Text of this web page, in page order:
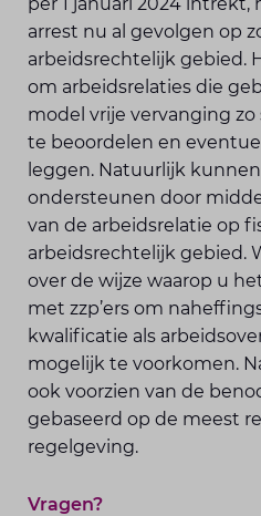
arrest nu al gevolgen op
arbeidsrechtelijk gebied.
om arbeidsrelaties die
model vrije vervanging
te beoordelen en
leggen. Natuurlijk
ondersteunen door
van de arbeidsrelatie op
arbeidsrechtelijk gebied.
over de wijze waarop u
met zzp’ers om
kwalificatie als
mogelijk te voorkomen.
ook voorzien van de
gebaseerd op de meest
regelgeving.
Vragen?